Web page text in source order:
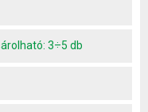
3÷5 db